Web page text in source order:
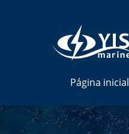
Página inicial